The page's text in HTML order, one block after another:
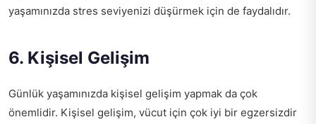
yaşamınızda stres seviyenizi düşürmek için de faydalıdır.
6. Kişisel Gelişim
Günlük yaşamınızda kişisel gelişim yapmak da çok
önemlidir. Kişisel gelişim, vücut için çok iyi bir egzersizdir